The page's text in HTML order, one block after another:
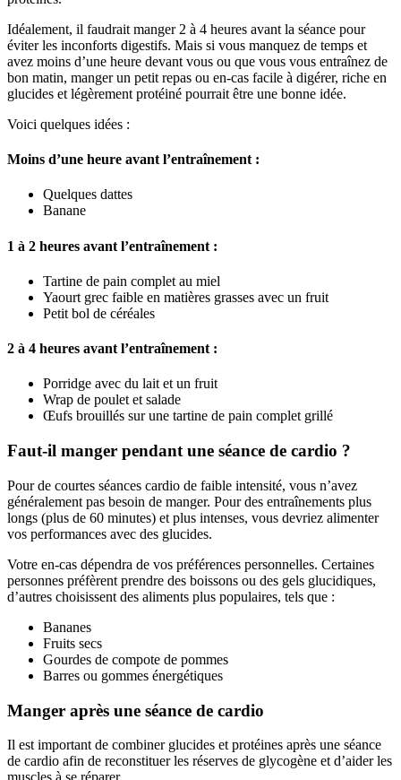
Idéalement, il faudrait manger 2 à 4 heures avant la séance pour
éviter les inconforts digestifs. Mais si vous manquez de temps et
avez moins d’une heure devant vous ou que vous vous entraînez de
bon matin, manger un petit repas ou en-cas facile à digérer, riche en
glucides et légèrement protéiné pourrait être une bonne idée.
Voici quelques idées :
Moins d’une heure avant l’entraînement :
Quelques dattes
Banane
1 à 2 heures avant l’entraînement :
Tartine de pain complet au miel
Yaourt grec faible en matières grasses avec un fruit
Petit bol de céréales
2 à 4 heures avant l’entraînement :
Porridge avec du lait et un fruit
Wrap de poulet et salade
Œufs brouillés sur une tartine de pain complet grillé
Faut-il manger pendant une séance de cardio ?
Pour de courtes séances cardio de faible intensité, vous n’avez
généralement pas besoin de manger. Pour des entraînements plus
longs (plus de 60 minutes) et plus intenses, vous devriez alimenter
vos performances avec des glucides.
Votre en-cas dépendra de vos préférences personnelles. Certaines
personnes préfèrent prendre des boissons ou des gels glucidiques,
d’autres choisissent des aliments plus populaires, tels que :
Bananes
Fruits secs
Gourdes de compote de pommes
Barres ou gommes énergétiques
Manger après une séance de cardio
Il est important de combiner glucides et protéines après une séance
de cardio afin de reconstituer les réserves de glycogène et d’aider les